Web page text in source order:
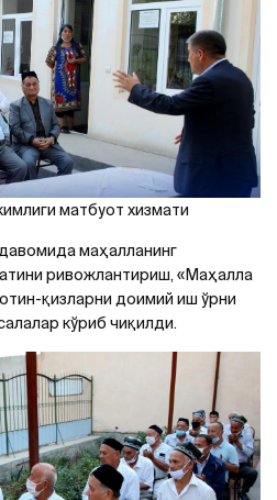
матбуот хизмати
маҳалланинг
ривожлантириш, «Маҳалла
қизларни доимий иш ўрни
кўриб чиқилди.